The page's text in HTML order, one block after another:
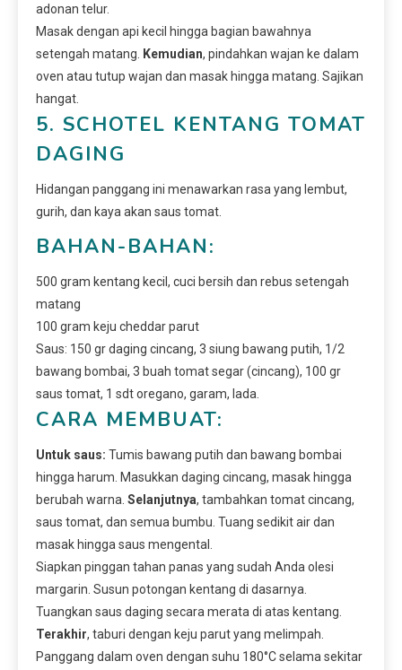
adonan telur.
Masak dengan api kecil hingga bagian bawahnya
setengah matang.
Kemudian, pindahkan wajan ke dalam
oven atau tutup wajan dan masak hingga matang. Sajikan
hangat.
5. SCHOTEL KENTANG TOMAT
DAGING
Hidangan panggang ini menawarkan rasa yang lembut,
gurih, dan kaya akan saus tomat.
BAHAN-BAHAN:
500 gram kentang kecil, cuci bersih dan rebus setengah
matang
100 gram keju cheddar parut
Saus: 150 gr daging cincang, 3 siung bawang putih, 1/2
bawang bombai, 3 buah tomat segar (cincang), 100 gr
saus tomat, 1 sdt oregano, garam, lada.
CARA MEMBUAT:
Untuk saus: Tumis bawang putih dan bawang bombai
hingga harum. Masukkan daging cincang, masak hingga
berubah warna. Selanjutnya, tambahkan tomat cincang,
saus tomat, dan semua bumbu. Tuang sedikit air dan
masak hingga saus mengental.
Siapkan pinggan tahan panas yang sudah Anda olesi
margarin. Susun potongan kentang di dasarnya.
Tuangkan saus daging secara merata di atas kentang.
Terakhir, taburi dengan keju parut yang melimpah.
Panggang dalam oven dengan suhu 180°C selama sekitar